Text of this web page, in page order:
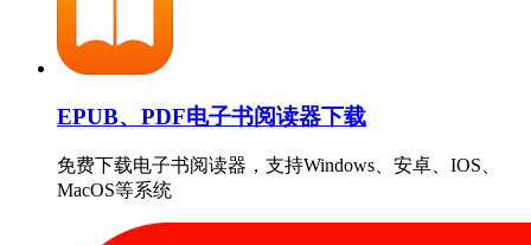
EPUB、PDF电子书阅读器下载
免费下载电子书阅读器，支持Windows、安卓、IOS、
MacOS等系统